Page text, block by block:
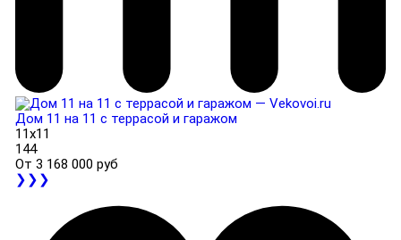
Дом 11 на 11 с террасой и гаражом
11x11
144
От 3 168 000 руб
❯❯❯